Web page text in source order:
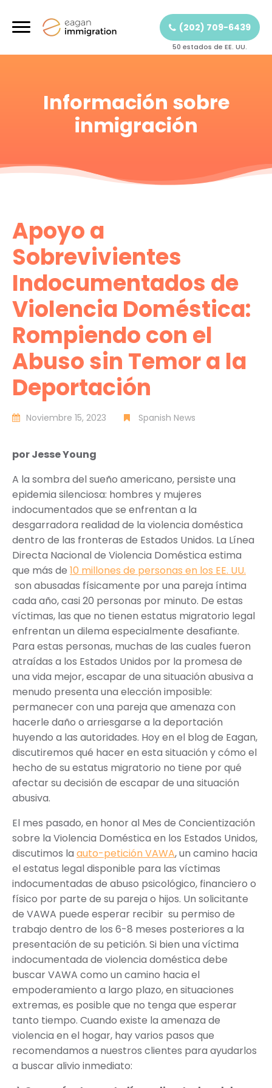
(202) 709-6439
50 estados de EE. UU.
Información sobre
inmigración
Apoyo a
Sobrevivientes
Indocumentados de
Violencia Doméstica:
Rompiendo con el
Abuso sin Temor a la
Deportación
Noviembre 15, 2023 Spanish News
por Jesse Young
A la sombra del sueño americano, persiste una
epidemia silenciosa: hombres y mujeres
indocumentados que se enfrentan a la
desgarradora realidad de la violencia doméstica
dentro de las fronteras de Estados Unidos. La Línea
Directa Nacional de Violencia Doméstica estima
que más de 10 millones de personas en los EE. UU.
son abusadas físicamente por una pareja íntima
cada año, casi 20 personas por minuto. De estas
víctimas, las que no tienen estatus migratorio legal
enfrentan un dilema especialmente desafiante.
Para estas personas, muchas de las cuales fueron
atraídas a los Estados Unidos por la promesa de
una vida mejor, escapar de una situación abusiva a
menudo presenta una elección imposible:
permanecer con una pareja que amenaza con
hacerle daño o arriesgarse a la deportación
huyendo a las autoridades. Hoy en el blog de Eagan,
discutiremos qué hacer en esta situación y cómo el
hecho de su estatus migratorio no tiene por qué
afectar su decisión de escapar de una situación
abusiva.
El mes pasado, en honor al Mes de Concientización
sobre la Violencia Doméstica en los Estados Unidos,
discutimos la auto-petición VAWA, un camino hacia
el estatus legal disponible para las víctimas
indocumentadas de abuso psicológico, financiero o
físico por parte de su pareja o hijos. Un solicitante
de VAWA puede esperar recibir su permiso de
trabajo dentro de los 6-8 meses posteriores a la
presentación de su petición. Si bien una víctima
indocumentada de violencia doméstica debe
buscar VAWA como un camino hacia el
empoderamiento a largo plazo, en situaciones
extremas, es posible que no tenga que esperar
tanto tiempo. Cuando existe la amenaza de
violencia en el hogar, hay varios pasos que
recomendamos a nuestros clientes para ayudarlos
a buscar alivio inmediato: